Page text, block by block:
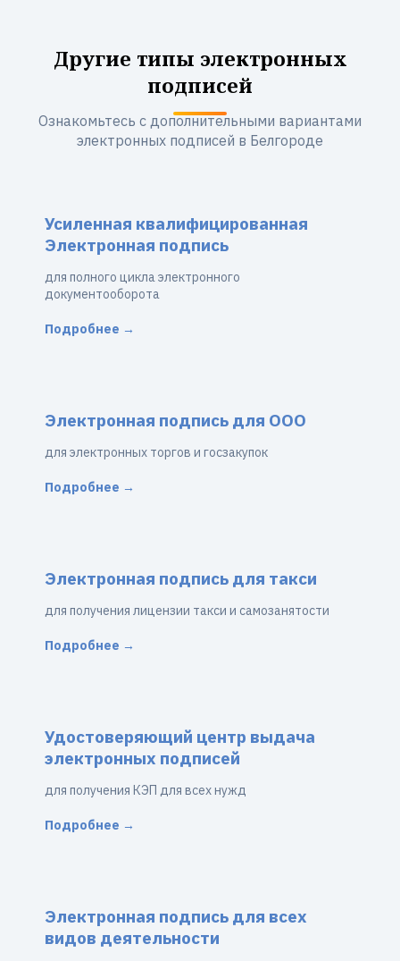
Другие типы электронных
подписей
Ознакомьтесь с дополнительными вариантами
электронных подписей в Белгороде
Усиленная квалифицированная
Электронная подпись
для полного цикла электронного
документооборота
Подробнее →
Электронная подпись для ООО
для электронных торгов и госзакупок
Подробнее →
Электронная подпись для такси
для получения лицензии такси и самозанятости
Подробнее →
Удостоверяющий центр выдача
электронных подписей
для получения КЭП для всех нужд
Подробнее →
Электронная подпись для всех
видов деятельности